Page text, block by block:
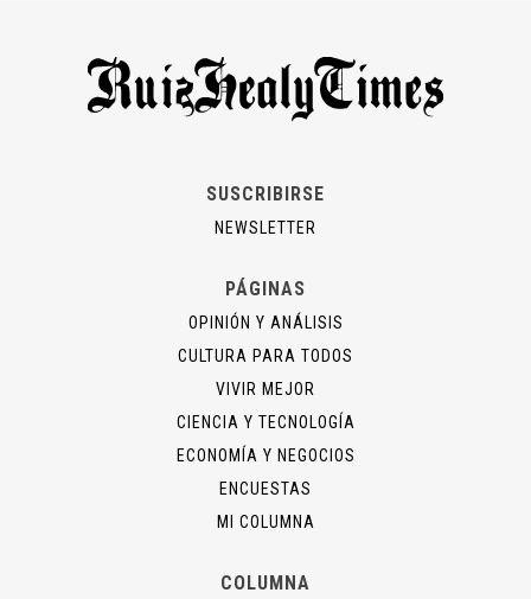
SUSCRIBIRSE
NEWSLETTER
PÁGINAS
OPINIÓN Y ANÁLISIS
CULTURA PARA TODOS
VIVIR MEJOR
CIENCIA Y TECNOLOGÍA
ECONOMÍA Y NEGOCIOS
ENCUESTAS
MI COLUMNA
COLUMNA